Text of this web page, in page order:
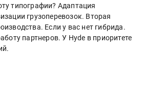
типографии? Адаптация
грузоперевозок. Вторая
Если у вас нет гибрида.
партнеров. У Hyde в приоритете